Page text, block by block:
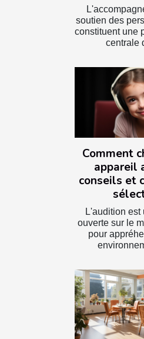
soutien des
constituent une
centrale
Comment
appareil
conseils et
L'audition est
ouverte sur le
pour